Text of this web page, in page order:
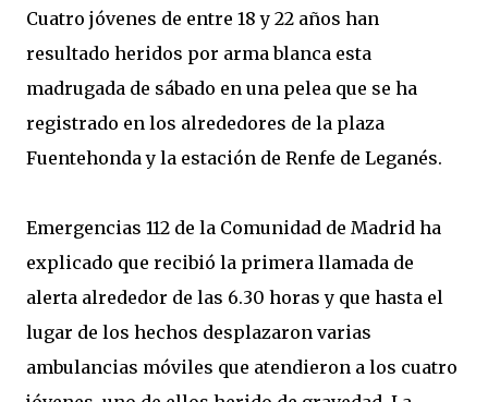
Cuatro jóvenes de entre 18 y 22 años han
resultado heridos por arma blanca esta
madrugada de sábado en una pelea que se ha
registrado en los alrededores de la plaza
Fuentehonda y la estación de Renfe de Leganés.
Emergencias 112 de la Comunidad de Madrid ha
explicado que recibió la primera llamada de
alerta alrededor de las 6.30 horas y que hasta el
lugar de los hechos desplazaron varias
ambulancias móviles que atendieron a los cuatro